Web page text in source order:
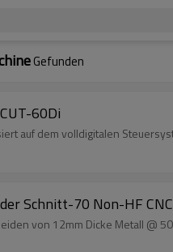
Gefunden
60Di
auf dem volldigitalen
Schnitt-70 Non-HF CNC
von 12mm Dicke Metall @